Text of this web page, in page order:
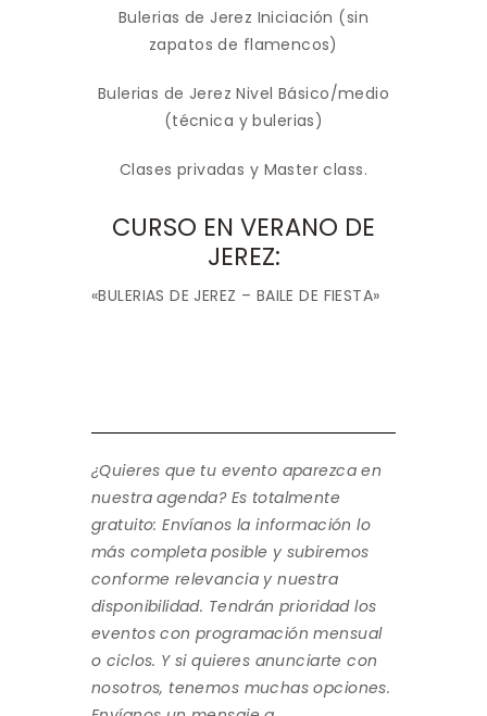
Bulerias de Jerez Iniciación (sin
zapatos de flamencos)
Bulerias de Jerez Nivel Básico/medio
(técnica y bulerias)
Clases privadas y Master class.
CURSO EN VERANO DE
JEREZ:
«BULERIAS DE JEREZ – BAILE DE FIESTA»
¿Quieres que tu evento aparezca en
nuestra agenda? Es totalmente
gratuito: Envíanos la información lo
más completa posible y subiremos
conforme relevancia y nuestra
disponibilidad. Tendrán prioridad los
eventos con programación mensual
o ciclos. Y si quieres anunciarte con
nosotros, tenemos muchas opciones.